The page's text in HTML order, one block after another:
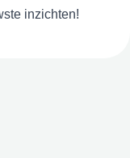
inzichten!